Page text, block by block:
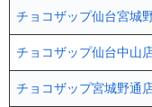
チョコザップ仙台宮城
チョコザップ仙台中山
チョコザップ宮城野通